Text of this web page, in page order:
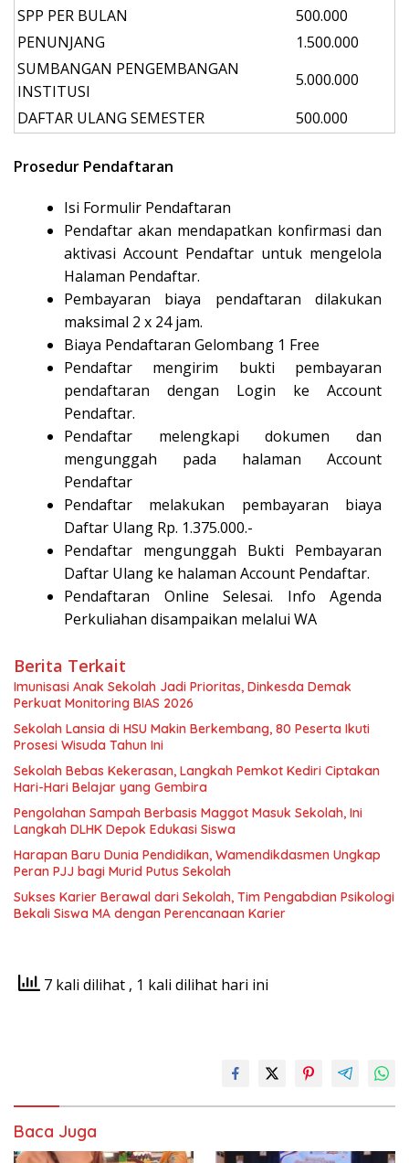
SPP PER BULAN
500.000
PENUNJANG
1.500.000
SUMBANGAN PENGEMBANGAN
INSTITUSI
5.000.000
DAFTAR ULANG SEMESTER
500.000
Prosedur Pendaftaran
Isi Formulir Pendaftaran
Pendaftar akan mendapatkan konfirmasi dan
aktivasi Account Pendaftar untuk mengelola
Halaman Pendaftar.
Pembayaran biaya pendaftaran dilakukan
maksimal 2 x 24 jam.
Biaya Pendaftaran Gelombang 1 Free
Pendaftar mengirim bukti pembayaran
pendaftaran dengan Login ke Account
Pendaftar.
Pendaftar melengkapi dokumen dan
mengunggah pada halaman Account
Pendaftar
Pendaftar melakukan pembayaran biaya
Daftar Ulang Rp. 1.375.000.-
Pendaftar mengunggah Bukti Pembayaran
Daftar Ulang ke halaman Account Pendaftar.
Pendaftaran Online Selesai. Info Agenda
Perkuliahan disampaikan melalui WA
Berita Terkait
Imunisasi Anak Sekolah Jadi Prioritas, Dinkesda Demak
Perkuat Monitoring BIAS 2026
Sekolah Lansia di HSU Makin Berkembang, 80 Peserta Ikuti
Prosesi Wisuda Tahun Ini
Sekolah Bebas Kekerasan, Langkah Pemkot Kediri Ciptakan
Hari-Hari Belajar yang Gembira
Pengolahan Sampah Berbasis Maggot Masuk Sekolah, Ini
Langkah DLHK Depok Edukasi Siswa
Harapan Baru Dunia Pendidikan, Wamendikdasmen Ungkap
Peran PJJ bagi Murid Putus Sekolah
Sukses Karier Berawal dari Sekolah, Tim Pengabdian Psikologi
Bekali Siswa MA dengan Perencanaan Karier
7 kali dilihat , 1 kali dilihat hari ini
Baca Juga